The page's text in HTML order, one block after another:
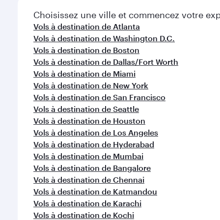
Choisissez une ville et commencez votre
Vols à destination de Atlanta
Vols à destination de Washington D.C.
Vols à destination de Boston
Vols à destination de Dallas/Fort Worth
Vols à destination de Miami
Vols à destination de New York
Vols à destination de San Francisco
Vols à destination de Seattle
Vols à destination de Houston
Vols à destination de Los Angeles
Vols à destination de Hyderabad
Vols à destination de Mumbai
Vols à destination de Bangalore
Vols à destination de Chennai
Vols à destination de Katmandou
Vols à destination de Karachi
Vols à destination de Kochi